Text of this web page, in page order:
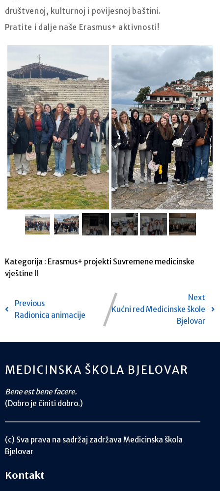
društvenoj, kulturnoj i povijesnoj baštini.
Pratite i dalje naše Erasmus+ aktivnosti!
Kategorija : Erasmus+ projekti Suvremene medicinske
vještine II
Previous
Radionica animacije
Next
Kućni red Medicinske škole
Bjelovar
MEDICINSKA ŠKOLA BJELOVAR
Bene est bene facere.
(Dobro je činiti dobro.)
(c) Sva prava na sadržaj zadržava Medicinska škola
Bjelovar
Kontakt